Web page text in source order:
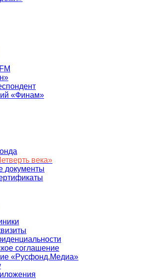
«Финам»
века»
документы
соглашение
«Русфонд.Медиа»